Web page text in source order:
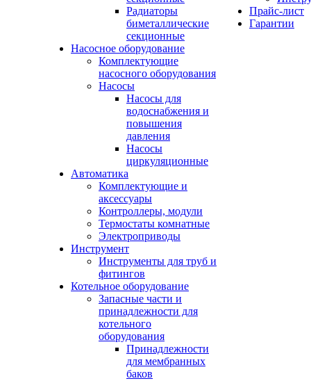
Радиаторы
биметаллические
секционные
Насосное оборудование
Комплектующие
насосного оборудования
Насосы
Насосы для
водоснабжения и
повышения
давления
Насосы
циркуляционные
Автоматика
Комплектующие и
аксессуары
Контроллеры, модули
Термостаты комнатные
Электроприводы
Инструмент
Инструменты для труб и
фитингов
Котельное оборудование
Запасные части и
принадлежности для
котельного
оборудования
Принадлежности
для мембранных
баков
Прайс-лист
Гарантии